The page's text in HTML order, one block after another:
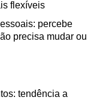
flexíveis
percebe
precisa mudar ou
tendência a